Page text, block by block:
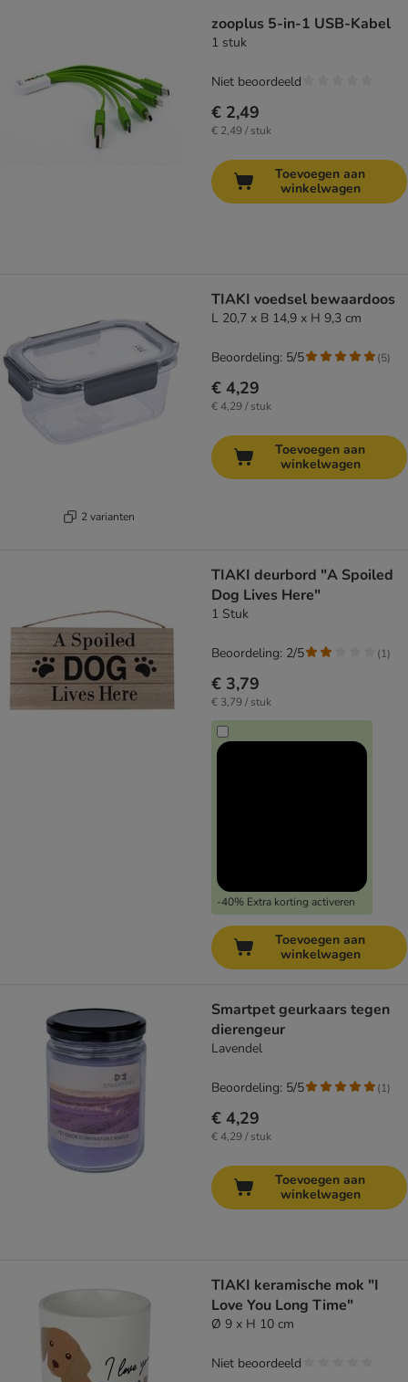
zooplus 5-in-1 USB-Kabel
1 stuk
€ 2,49
€ 2,49 / stuk
Niet beoordeeld
Toevoegen aan
winkelwagen
2 varianten
TIAKI voedsel bewaardoos
L 20,7 x B 14,9 x H 9,3 cm
€ 4,29
€ 4,29 / stuk
Beoordeling: 5/5 (5)
Toevoegen aan
winkelwagen
TIAKI deurbord "A Spoiled
Dog Lives Here"
1 Stuk
€ 3,79
€ 3,79 / stuk
-40% Extra korting activeren
Beoordeling: 2/5 (1)
Toevoegen aan
winkelwagen
Smartpet geurkaars tegen
dierengeur
Lavendel
€ 4,29
€ 4,29 / stuk
Beoordeling: 5/5 (1)
Toevoegen aan
winkelwagen
TIAKI keramische mok "I
Love You Long Time"
Ø 9 x H 10 cm
Niet beoordeeld